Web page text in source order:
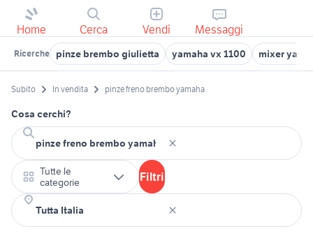
Home Cerca Vendi Messaggi
Ricerche pinze brembo giulietta yamaha vx 1100 mixer
Subito In vendita pinze freno brembo yamaha
Cosa cerchi?
Tutte le
categorie
Filtri